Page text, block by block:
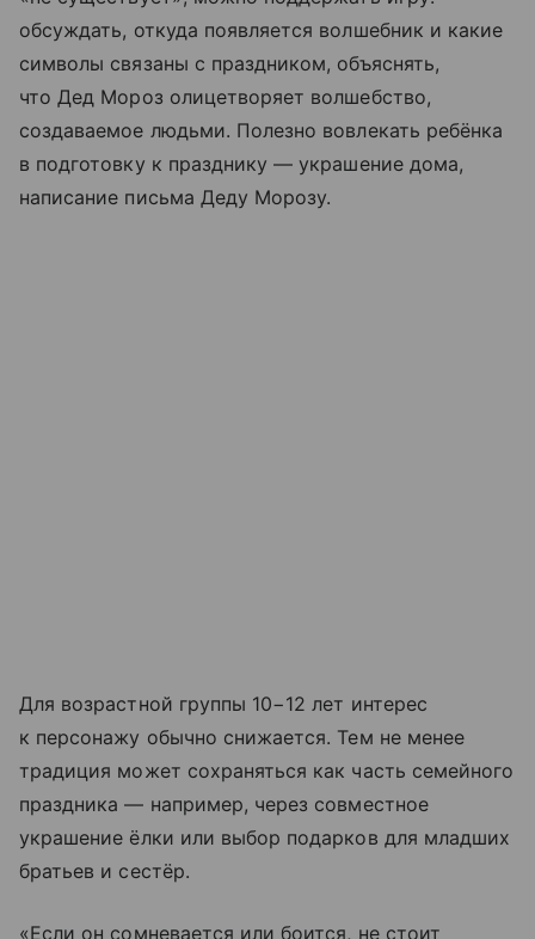
обсуждать, откуда появляется волшебник и какие
символы связаны с праздником, объяснять,
что Дед Мороз олицетворяет волшебство,
создаваемое людьми. Полезно вовлекать ребёнка
в подготовку к празднику — украшение дома,
написание письма Деду Морозу.
Для возрастной группы 10−12 лет интерес
к персонажу обычно снижается. Тем не менее
традиция может сохраняться как часть семейного
праздника — например, через совместное
украшение ёлки или выбор подарков для младших
братьев и сестёр.
«Если он сомневается или боится, не стоит